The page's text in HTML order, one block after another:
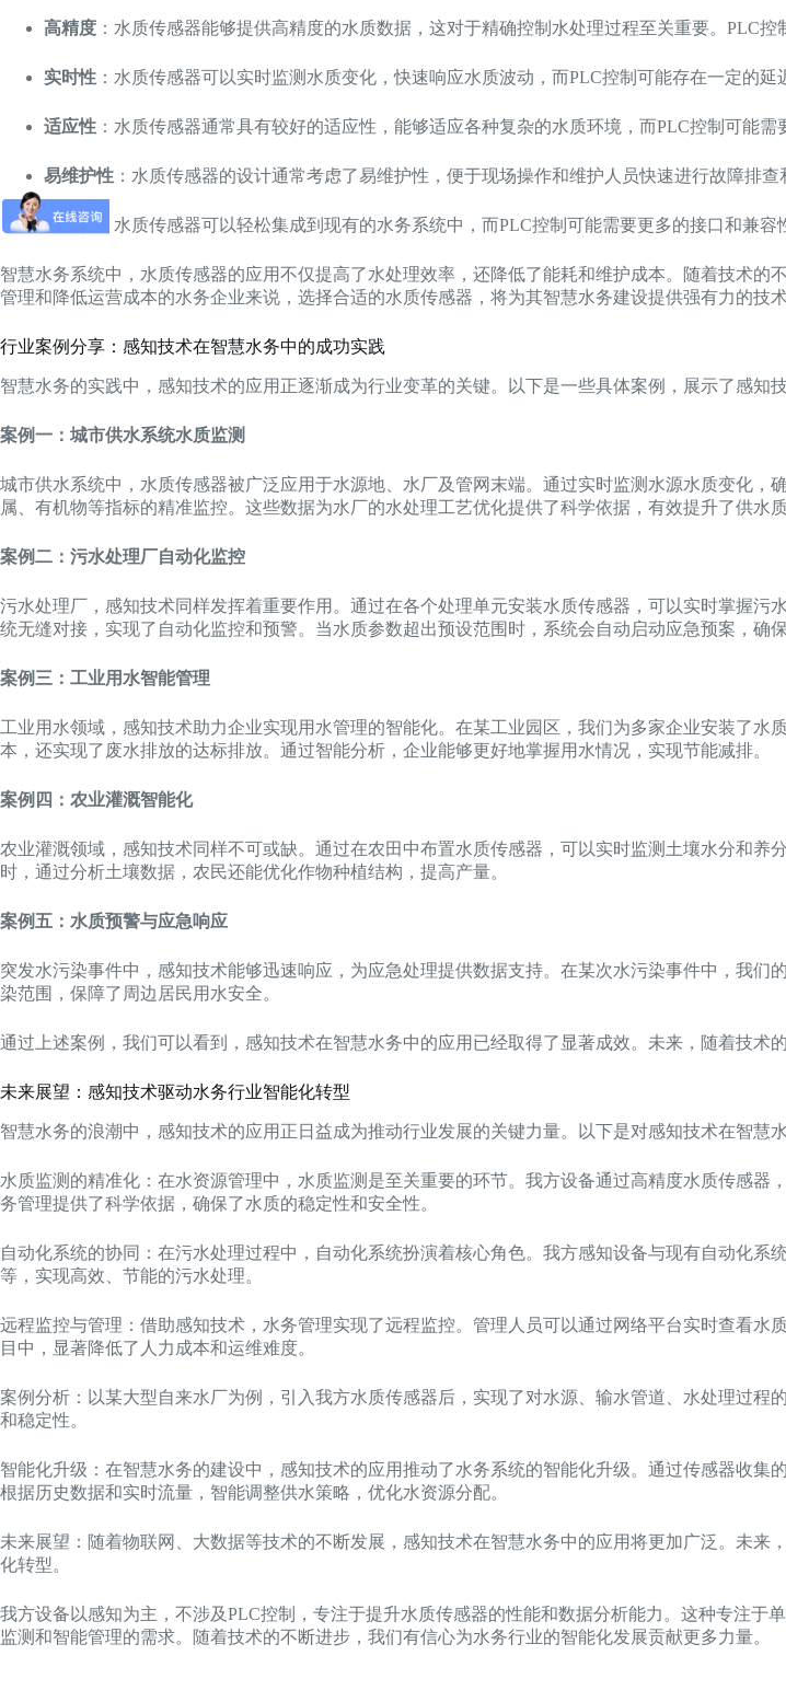
高精度 ：水质传感器能够提供高精度的水质数据，这对于精确控制水处理过程至关重要。PLC
实时性 ：水质传感器可以实时监测水质变化，快速响应水质波动，而PLC控制可能存在一定的延
适应性 ：水质传感器通常具有较好的适应性，能够适应各种复杂的水质环境，而PLC控制可能需
易维护性 ：水质传感器的设计通常考虑了易维护性，便于现场操作和维护人员快速进行故障排查
集成性：水质传感器可以轻松集成到现有的水务系统中，而PLC控制可能需要更多的接口和兼容
智慧水务系统中，水质传感器的应用不仅提高了水处理效率，还降低了能耗和维护成本。随着技术
管理和降低运营成本的水务企业来说，选择合适的水质传感器，将为其智慧水务建设提供强有力的技术
行业案例分享：感知技术在智慧水务中的成功实践
智慧水务的实践中，感知技术的应用正逐渐成为行业变革的关键。以下是一些具体案例，展示了感知
案例一：城市供水系统水质监测
城市供水系统中，水质传感器被广泛应用于水源地、水厂及管网末端。通过实时监测水源水质变化
属、有机物等指标的精准监控。这些数据为水厂的水处理工艺优化提供了科学依据，有效提升了供水质
案例二：污水处理厂自动化监控
污水处理厂，感知技术同样发挥着重要作用。通过在各个处理单元安装水质传感器，可以实时掌握
统无缝对接，实现了自动化监控和预警。当水质参数超出预设范围时，系统会自动启动应急预案，确
案例三：工业用水智能管理
工业用水领域，感知技术助力企业实现用水管理的智能化。在某工业园区，我们为多家企业安装了
本，还实现了废水排放的达标排放。通过智能分析，企业能够更好地掌握用水情况，实现节能减排。
案例四：农业灌溉智能化
农业灌溉领域，感知技术同样不可或缺。通过在农田中布置水质传感器，可以实时监测土壤水分和
时，通过分析土壤数据，农民还能优化作物种植结构，提高产量。
案例五：水质预警与应急响应
突发水污染事件中，感知技术能够迅速响应，为应急处理提供数据支持。在某次水污染事件中，我
染范围，保障了周边居民用水安全。
通过上述案例，我们可以看到，感知技术在智慧水务中的应用已经取得了显著成效。未来，随着技术
未来展望：感知技术驱动水务行业智能化转型
智慧水务的浪潮中，感知技术的应用正日益成为推动行业发展的关键力量。以下是对感知技术在智慧
水质监测的精准化：在水资源管理中，水质监测是至关重要的环节。我方设备通过高精度水质传感
务管理提供了科学依据，确保了水质的稳定性和安全性。
自动化系统的协同：在污水处理过程中，自动化系统扮演着核心角色。我方感知设备与现有自动化
等，实现高效、节能的污水处理。
远程监控与管理：借助感知技术，水务管理实现了远程监控。管理人员可以通过网络平台实时查看
目中，显著降低了人力成本和运维难度。
案例分析：以某大型自来水厂为例，引入我方水质传感器后，实现了对水源、输水管道、水处理过
和稳定性。
智能化升级：在智慧水务的建设中，感知技术的应用推动了水务系统的智能化升级。通过传感器收
根据历史数据和实时流量，智能调整供水策略，优化水资源分配。
未来展望：随着物联网、大数据等技术的不断发展，感知技术在智慧水务中的应用将更加广泛。未
化转型。
我方设备以感知为主，不涉及PLC控制，专注于提升水质传感器的性能和数据分析能力。这种专注
监测和智能管理的需求。随着技术的不断进步，我们有信心为水务行业的智能化发展贡献更多力量。